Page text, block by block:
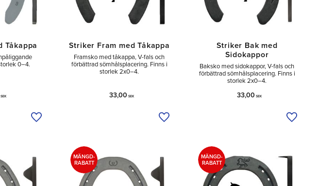
Tåkappa
0–4.
SEK
Lägg till i önskelista
Striker Fram med Tåkappa
Framsko med tåkappa, V-fals och
förbättrad sömhålsplacering. Finns i
storlek 2x0–4.
33,00 SEK
Lägg till i önskelista
Striker Bak med
Sidokappor
Baksko med sidokappor, V-fals och
förbättrad sömhålsplacering. Finns i
storlek 2x0–4.
33,00 SEK
Lägg
MÄNGD-
RABATT
MÄNGD-
RABATT